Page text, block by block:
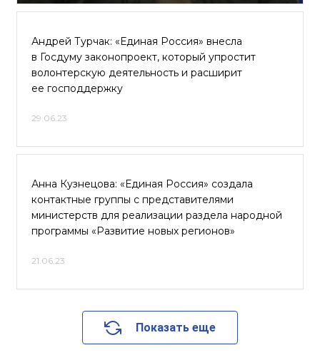
Андрей Турчак: «Единая Россия» внесла
в Госдуму законопроект, который упростит
волонтерскую деятельность и расширит
ее господдержку
29.06.23
Анна Кузнецова: «Единая Россия» создала
контактные группы с представителями
министерств для реализации раздела народной
программы «Развитие новых регионов»
21.06.23
Показать еще